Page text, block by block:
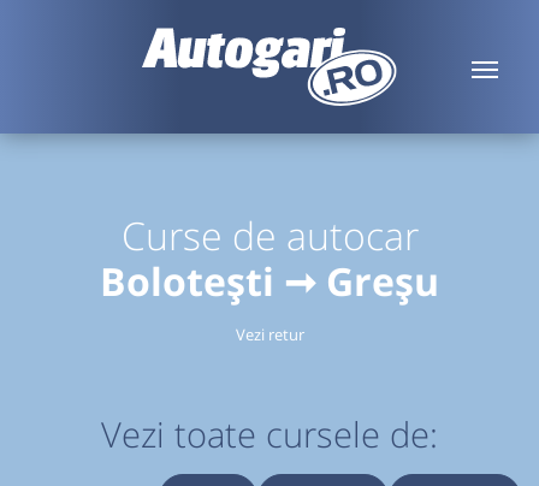
Curse de autocar
Bolotești ➞ Greșu
Vezi retur
Vezi toate cursele de: